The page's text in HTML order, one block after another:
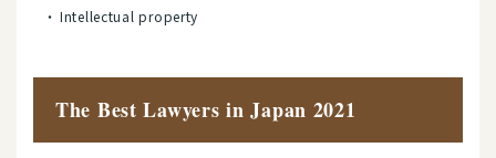
Intellectual property
The Best Lawyers in Japan 2021